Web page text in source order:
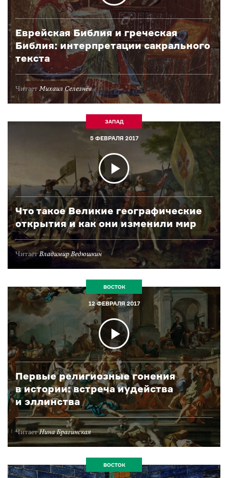
Еврейская Библия и греческая
Библия: интерпретации сакрального
текста
ЧитаетМихаил Селезнёв
ЗАПАД
5 ФЕВРАЛЯ 2017
Что такое Великие географические
открытия и как они изменили мир
ЧитаетВладимир Ведюшкин
ВОСТОК
12 ФЕВРАЛЯ 2017
Первые религиозные гонения
в истории: встреча иудейства
и эллинства
ЧитаетНина Брагинская
ВОСТОК